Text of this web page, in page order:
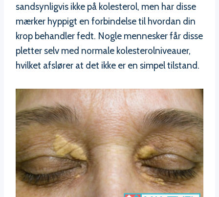
sandsynligvis ikke på kolesterol, men har disse
mærker hyppigt en forbindelse til hvordan din
krop behandler fedt. Nogle mennesker får disse
pletter selv med normale kolesterolniveauer,
hvilket afslører at det ikke er en simpel tilstand.